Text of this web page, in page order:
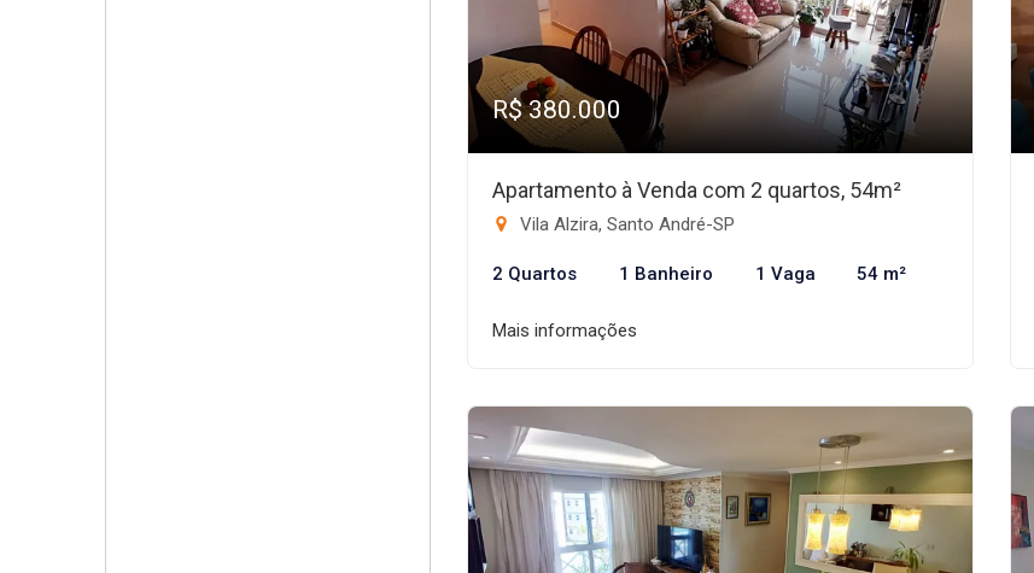
R$ 380.000
Apartamento à Venda com 2 quartos, 54m²
Vila Alzira, Santo André-SP
2 Quartos 1 Banheiro 1 Vaga 54 m²
Mais informações